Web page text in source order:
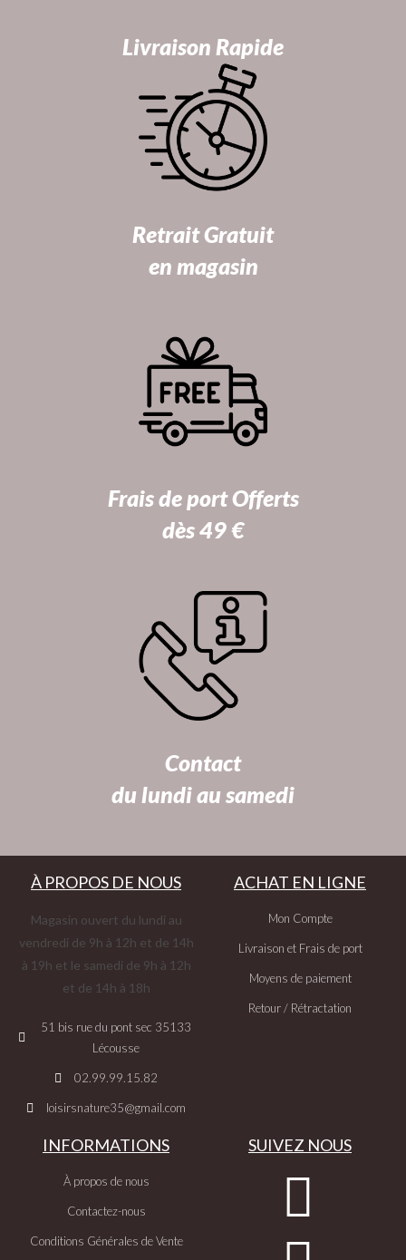
Livraison Rapide
Retrait Gratuit
en magasin
Frais de port Offerts
dès 49 €
Contact
du lundi au samedi
À PROPOS DE NOUS
Magasin ouvert du lundi au
vendredi de 9h à 12h et de 14h
à 19h et le samedi de 9h à 12h
et de 14h à 18h
51 bis rue du pont sec 35133
Lécousse
02.99.99.15.82
loisirsnature35@gmail.com
ACHAT EN LIGNE
Mon Compte
Livraison et Frais de port
Moyens de paiement
Retour / Rétractation
INFORMATIONS
À propos de nous
Contactez-nous
Conditions Générales de Vente
SUIVEZ NOUS